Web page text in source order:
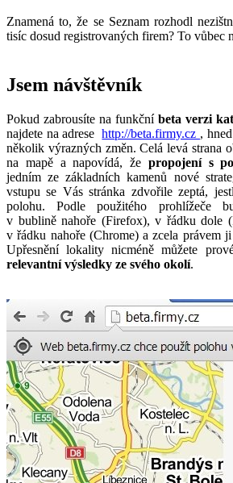
Znamená to, že se Seznam rozhodl
tisíc dosud registrovaných firem? To vůbec
Jsem návštěvník
Pokud zabrousíte na funkční beta verzi
najdete na adresehttp://beta.firmy.cz ,
několik výrazných změn. Celá levá strana
na mapě a napovídá, že propojení s
jedním ze základních kamenů nové
vstupu se Vás stránka zdvořile zeptá,
polohu. Podle použitého prohlížeče
v bublině nahoře (Firefox), v řádku dole
v řádku nahoře (Chrome) a zcela právem
Upřesnění lokality nicméně můžete
relevantní výsledky ze svého okolí.